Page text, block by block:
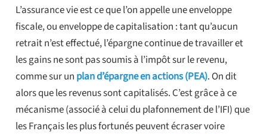
L’assurance vie est ce que l’on appelle une enveloppe
fiscale, ou enveloppe de capitalisation : tant qu’aucun
retrait n’est effectué, l’épargne continue de travailler et
les gains ne sont pas soumis à l’impôt sur le revenu,
comme sur un plan d’épargne en actions (PEA). On dit
alors que les revenus sont capitalisés. C’est grâce à ce
mécanisme (associé à celui du plafonnement de l’IFI) que
les Français les plus fortunés peuvent écraser voire